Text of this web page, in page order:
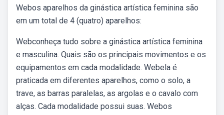
Webos aparelhos da ginástica artística feminina são
em um total de 4 (quatro) aparelhos:
Webconheça tudo sobre a ginástica artística feminina
e masculina. Quais são os principais movimentos e os
equipamentos em cada modalidade. Webela é
praticada em diferentes aparelhos, como o solo, a
trave, as barras paralelas, as argolas e o cavalo com
alças. Cada modalidade possui suas. Webos